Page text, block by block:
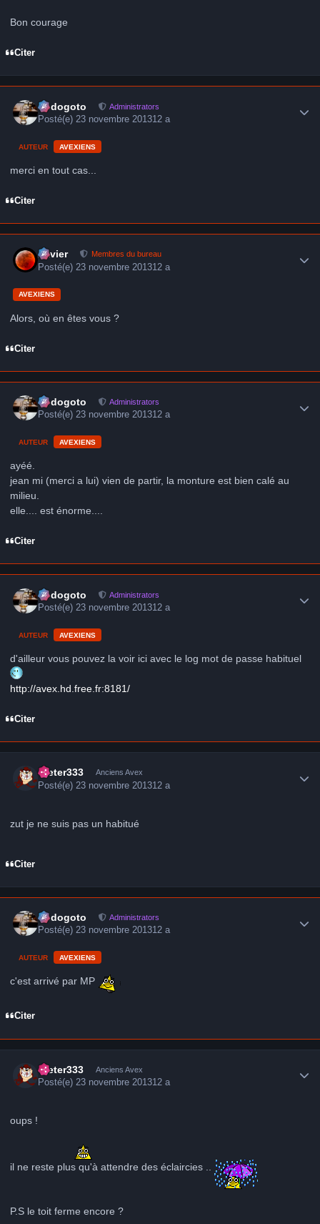
Bon courage
Citer
frédogoto Administrators
Posté(e)23 novembre 201312 a
AUTEUR AVEXIENS
merci en tout cas...
Citer
Xavier Membres du bureau
Posté(e) 23 novembre 201312 a
AVEXIENS
Alors, où en êtes vous ?
Citer
frédogoto Administrators
Posté(e)23 novembre 201312 a
AUTEUR AVEXIENS
ayéé.
jean mi (merci a lui) vien de partir, la monture est bien calé au
milieu.
elle.... est énorme....
Citer
frédogoto Administrators
Posté(e)23 novembre 201312 a
AUTEUR AVEXIENS
d'ailleur vous pouvez la voir ici avec le log mot de passe habituel
http://avex.hd.free.fr:8181/
Citer
Dieter333 Anciens Avex
Posté(e) 23 novembre 201312 a
zut je ne suis pas un habitué
Citer
frédogoto Administrators
Posté(e)23 novembre 201312 a
AUTEUR AVEXIENS
c'est arrivé par MP
Citer
Dieter333 Anciens Avex
Posté(e)23 novembre 201312 a
oups !
il ne reste plus qu'à attendre des éclaircies ..
P.S le toit ferme encore ?